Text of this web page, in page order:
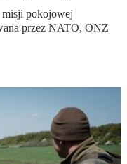
misji pokojowej
przez NATO, ONZ